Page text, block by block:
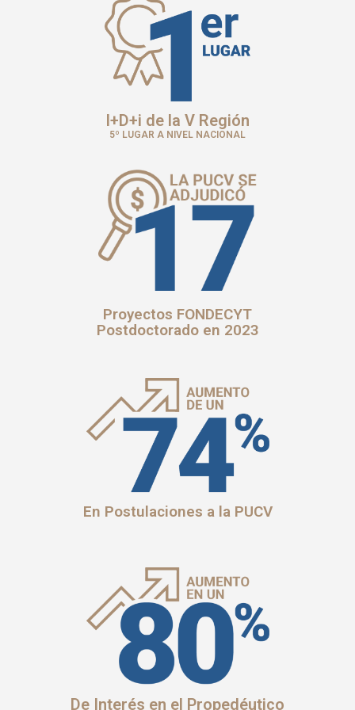
I+D+i de la V Región
5º LUGAR A NIVEL NACIONAL
Proyectos FONDECYT
Postdoctorado en 2023
En Postulaciones a la PUCV
De Interés en el Propedéutico